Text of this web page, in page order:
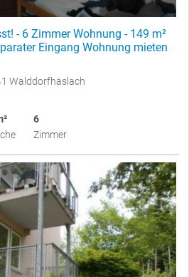
- 6 Zimmer Wohnung - 149 m²
Eingang Wohnung mieten
Walddorfhäslach
6
Zimmer